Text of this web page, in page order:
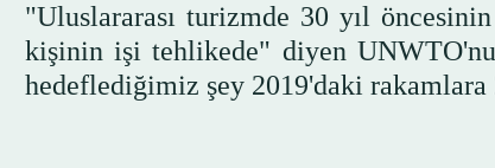
"Uluslararası turizmde 30 yıl
kişinin işi tehlikede" diyen
hedeflediğimiz şey 2019'daki